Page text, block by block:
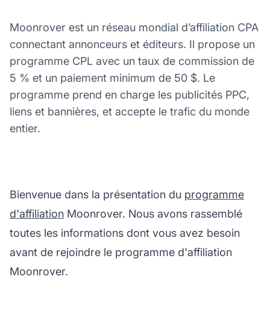
Moonrover est un réseau mondial d’affiliation CPA
connectant annonceurs et éditeurs. Il propose un
programme CPL avec un taux de commission de
5 % et un paiement minimum de 50 $. Le
programme prend en charge les publicités PPC,
liens et bannières, et accepte le trafic du monde
entier.
Bienvenue dans la présentation du programme
d'affiliation Moonrover. Nous avons rassemblé
toutes les informations dont vous avez besoin
avant de rejoindre le programme d'affiliation
Moonrover.